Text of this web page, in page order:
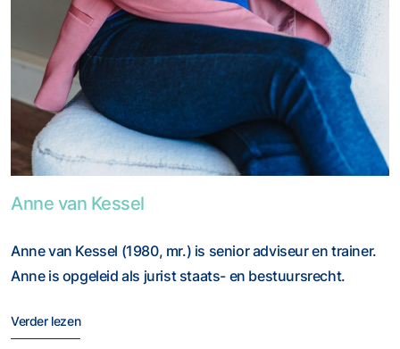
Anne van Kessel
Anne van Kessel (1980, mr.) is senior adviseur en trainer.
Anne is opgeleid als jurist staats- en bestuursrecht.
Verder lezen